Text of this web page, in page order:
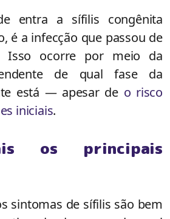
entra a sífilis congênita
é a infecção que passou de
Isso ocorre por meio da
de qual fase da
está — apesar de o risco
iniciais.
os principais
sintomas de sífilis são bem